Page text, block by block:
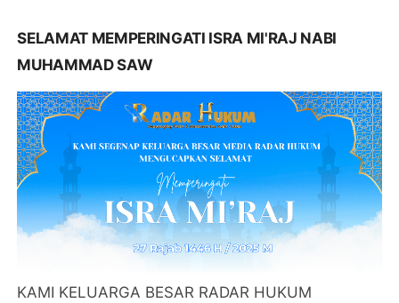
SELAMAT MEMPERINGATI ISRA MI'RAJ NABI
MUHAMMAD SAW
KAMI KELUARGA BESAR RADAR HUKUM